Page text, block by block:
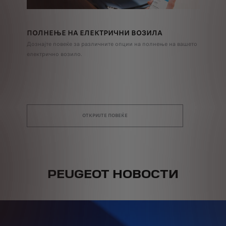
ПОЛНЕЊЕ НА ЕЛЕКТРИЧНИ ВОЗИЛА
Дознајте повеќе за различните опции на полнење на вашето
електрично возило.
ОТКРИЈТЕ ПОВЕЌЕ
PEUGEOT НОВОСТИ